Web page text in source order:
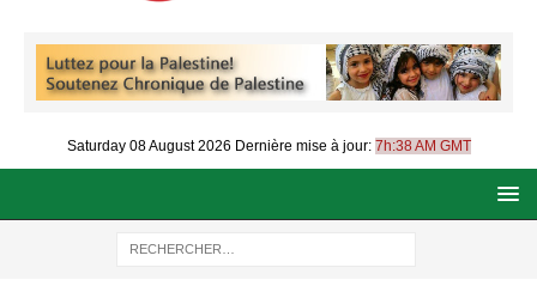
Saturday 08 August 2026 Dernière mise à jour: 7h:38 AM GMT